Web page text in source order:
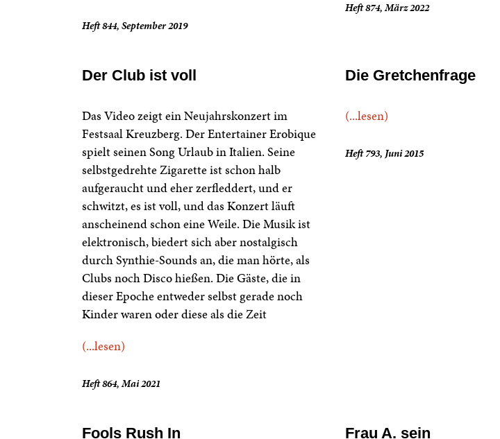
Heft 844, September 2019
Heft 874, März 2022
Der Club ist voll
Das Video zeigt ein Neujahrskonzert im
Festsaal Kreuzberg. Der Entertainer Erobique
spielt seinen Song Urlaub in Italien. Seine
selbstgedrehte Zigarette ist schon halb
aufgeraucht und eher zerfleddert, und er
schwitzt, es ist voll, und das Konzert läuft
anscheinend schon eine Weile. Die Musik ist
elektronisch, biedert sich aber nostalgisch
durch Synthie-Sounds an, die man hörte, als
Clubs noch Disco hießen. Die Gäste, die in
dieser Epoche entweder selbst gerade noch
Kinder waren oder diese als die Zeit
(...lesen)
Heft 864, Mai 2021
Die Gretchenfrage
(...lesen)
Heft 793, Juni 2015
Fools Rush In Frau A. sein